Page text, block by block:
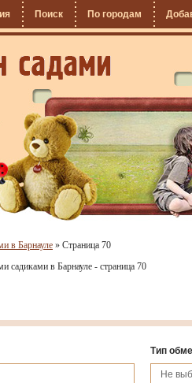
Поиск По городам
в Барнауле » Страница 70
садиками в Барнауле - страница 70
Тип